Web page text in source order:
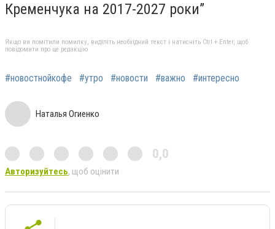
Кременчука на 2017-2027 роки”
Якщо ви помітили помилку, виділіть необхідний текст і натисніть Ctrl + Enter, щоб
повідомити про це редакцію
#новостнойкофе #утро #новости #важно #интересно
Наталья Огиенко
0,0
Авторизуйтесь, щоб оцінити